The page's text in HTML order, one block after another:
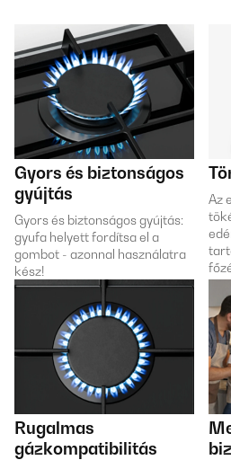
Gyors és biztonságos
gyújtás
Gyors és biztonságos gyújtás:
gyufa helyett fordítsa el a
gombot - azonnal használatra
kész!
Az
Rugalmas
gázkompatibilitás